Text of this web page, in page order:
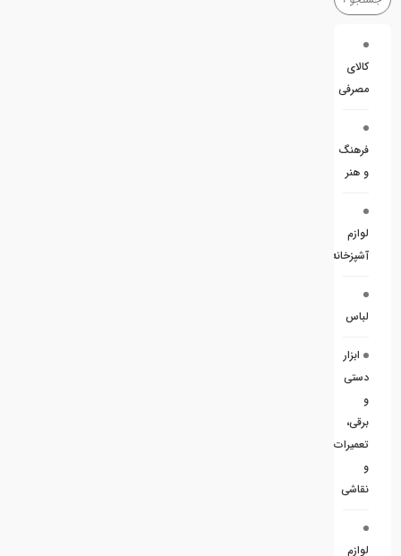
کالای
مصرفی
فرهنگ
و هنر
لوازم
آشپزخانه
لباس
ابزار
دستی
و
برقی،
تعمیرات
و
نقاشی
لوازم